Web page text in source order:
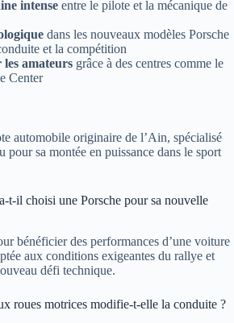
intense entre le pilote et la mécanique de
dans les nouveaux modèles Porsche
et la compétition
les amateurs grâce à des centres comme le
Center
automobile originaire de l’Ain, spécialisé
pour sa montée en puissance dans le sport
t-il choisi une Porsche pour sa nouvelle
bénéficier des performances d’une voiture
aux conditions exigeantes du rallye et
défi technique.
roues motrices modifie-t-elle la conduite ?